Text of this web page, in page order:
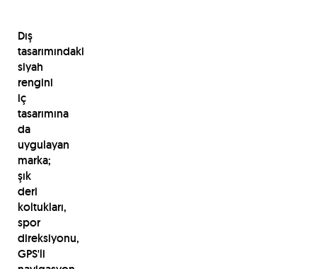
Dış
tasarımındaki
siyah
rengini
iç
tasarımına
da
uygulayan
marka;
şık
deri
koltukları,
spor
direksiyonu,
GPS'li